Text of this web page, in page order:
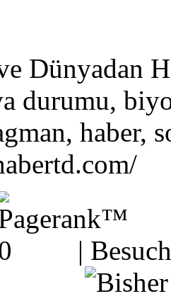
Dünyadan
durumu,
haber,
|